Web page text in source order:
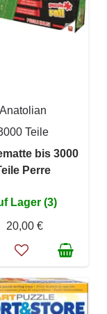
Anatolian
Teile
bis 3000
Perre
Lager (3)
20,00 €